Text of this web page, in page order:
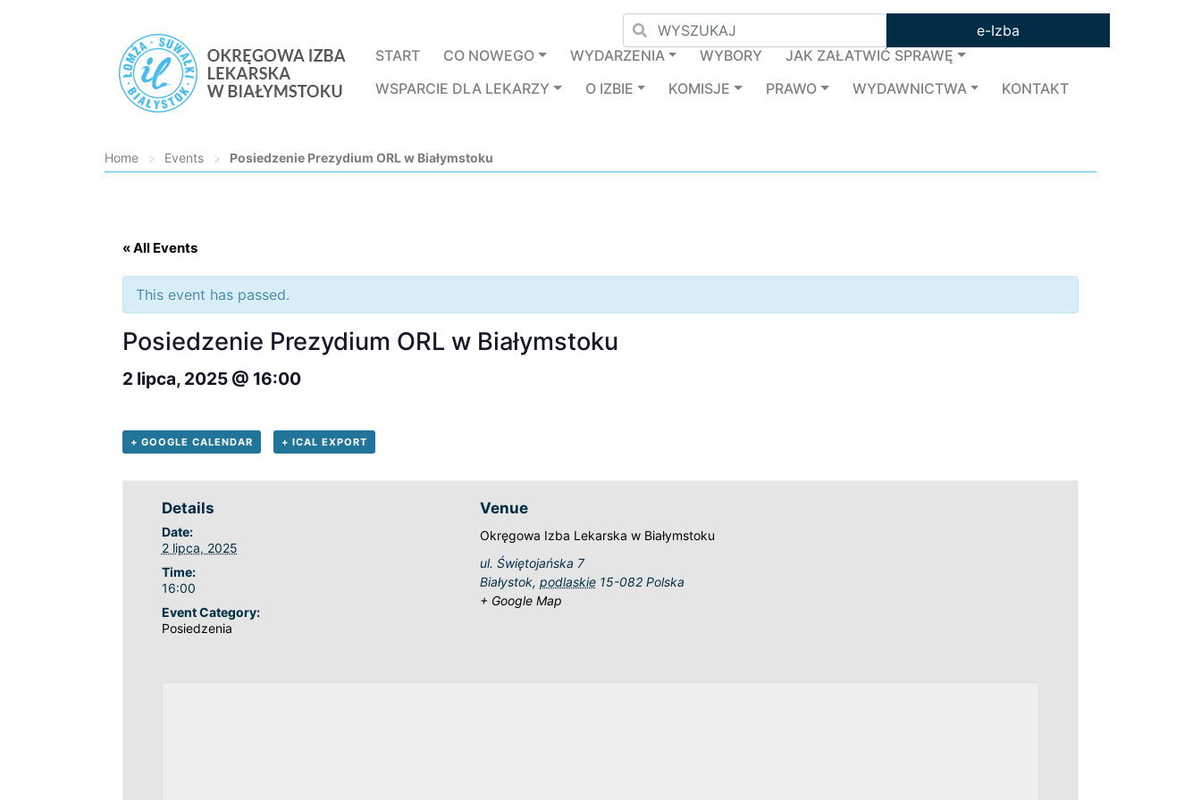
e-Izba
START
CO NOWEGO WYDARZENIA WYBORY
JAK ZAŁATWIĆ SPRAWĘ
WSPARCIE DLA LEKARZY
O IZBIE KOMISJE PRAWO WYDAWNICTWA KONTAKT
Home > Events > Posiedzenie Prezydium ORL w Białymstoku
« All Events
This event has passed.
Posiedzenie Prezydium ORL w Białymstoku
2 lipca, 2025 @ 16:00
+ GOOGLE CALENDAR + ICAL EXPORT
Details
Date:
2 lipca, 2025
Time:
16:00
Event Category:
Posiedzenia
Venue
Okręgowa Izba Lekarska w Białymstoku
ul. Świętojańska 7
Białystok, podlaskie 15-082 Polska
+ Google Map